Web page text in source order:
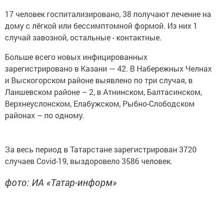
17 человек госпитализировано, 38 получают лечение на
дому с лёгкой или бессимптомной формой. Из них 1
случай завозной, остальные - контактные.
Больше всего новых инфицированных
зарегистрировано в Казани — 42. В Набережных Челнах
и Выскогорском районе выявлено по три случая, в
Лаишевском районе – 2, в Атнинском, Балтасинском,
Верхнеуслонском, Елабужском, Рыбно-Слободском
районах – по одному.
За весь период в Татарстане зарегистрирован 3720
случаев Covid-19, выздоровело 3586 человек.
фото: ИА «Татар-информ»